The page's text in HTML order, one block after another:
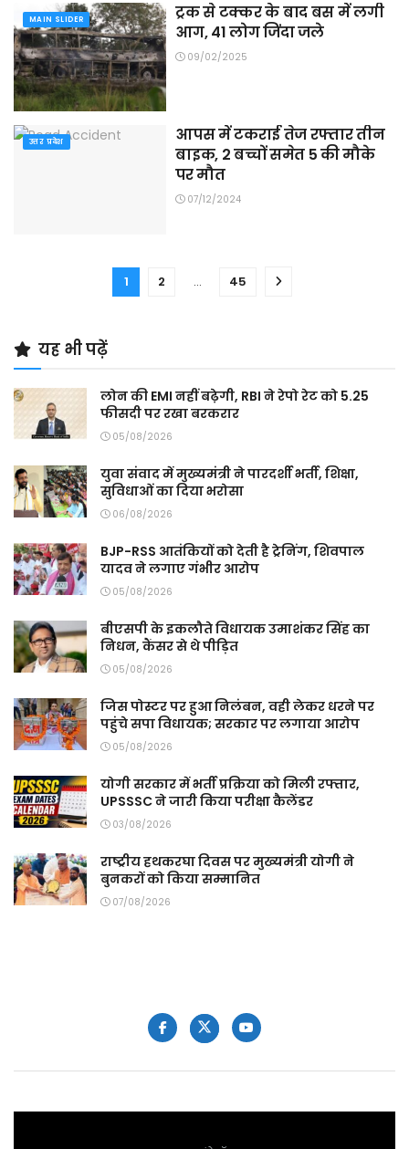
MAIN SLIDER
ट्रक से टक्कर के बाद बस में लगी
आग, 41 लोग जिंदा जले
09/02/2025
उत्तर प्रदेश
आपस में टकराई तेज रफ्तार तीन
बाइक, 2 बच्चों समेत 5 की मौके
पर मौत
07/12/2024
1 2 … 45
यह भी पढ़ें
लोन की EMI नहीं बढ़ेगी, RBI ने रेपो रेट को 5.25
फीसदी पर रखा बरकरार
05/08/2026
युवा संवाद में मुख्यमंत्री ने पारदर्शी भर्ती, शिक्षा,
सुविधाओं का दिया भरोसा
06/08/2026
BJP-RSS आतंकियों को देती है ट्रेनिंग, शिवपाल
यादव ने लगाए गंभीर आरोप
05/08/2026
बीएसपी के इकलौते विधायक उमाशंकर सिंह का
निधन, कैंसर से थे पीड़ित
05/08/2026
जिस पोस्टर पर हुआ निलंबन, वही लेकर धरने पर
पहुंचे सपा विधायक; सरकार पर लगाया आरोप
05/08/2026
योगी सरकार में भर्ती प्रक्रिया को मिली रफ्तार,
UPSSSC ने जारी किया परीक्षा कैलेंडर
03/08/2026
राष्ट्रीय हथकरघा दिवस पर मुख्यमंत्री योगी ने
बुनकरों को किया सम्मानित
07/08/2026